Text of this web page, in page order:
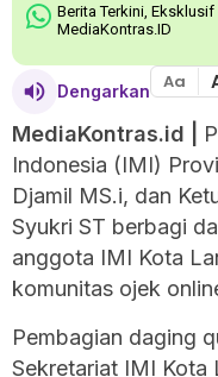
Berita Terkini,
MediaKontras.ID
Dengarkan Aa
MediaKontras.id
Indonesia (IMI)
Djamil MS.i, dan
Syukri ST berbagi
anggota IMI Kota
komunitas ojek
Pembagian daging
Sekretariat IMI Kota